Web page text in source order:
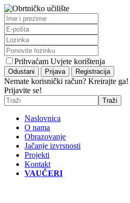
Prihvaćam Uvjete korištenja
Nemate korisnički račun? Kreirajte ga!
Prijavite se!
Naslovnica
O nama
Obrazovanje
Jačanje izvrsnosti
Projekti
Kontakt
VAUČERI